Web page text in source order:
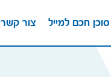
צור קשר סוכן חכם למייל